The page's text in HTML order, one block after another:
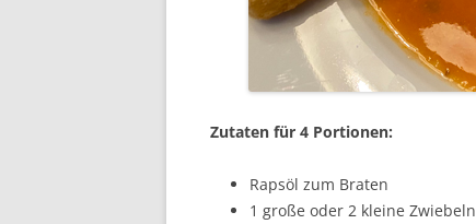
Zutaten für 4 Portionen:
Rapsöl zum Braten
1 große oder 2 kleine Zwiebeln